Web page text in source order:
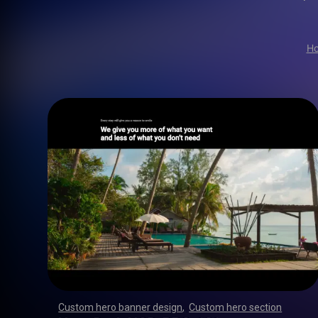
Custom hero banner design ,Custom hero section
,,,,,,,,,,,,,,,,,,,,,,,,,,,,,, ,,,,,,,,,,,,,,,,,,,,,,,
,,,,,,,,,,,,,,,,,,,,,,,,,,,,,, ,,,,,,,,,,,,,,,,,,,,,,,